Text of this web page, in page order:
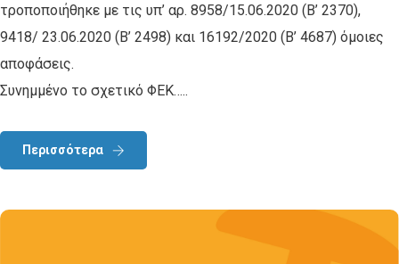
τροποποιήθηκε με τις υπ’ αρ. 8958/15.06.2020 (Β’ 2370),
9418/ 23.06.2020 (Β’ 2498) και 16192/2020 (Β’ 4687) όμοιες
αποφάσεις.
Συνημμένο το σχετικό ΦΕΚ…..
Περισσότερα